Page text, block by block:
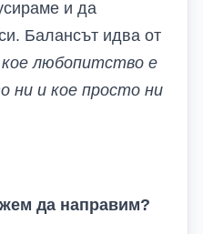
и да
Балансът идва от
кое любопитство е
ни и кое просто ни
да направим?